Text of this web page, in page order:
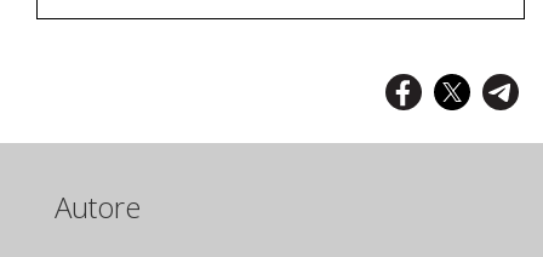
Autore